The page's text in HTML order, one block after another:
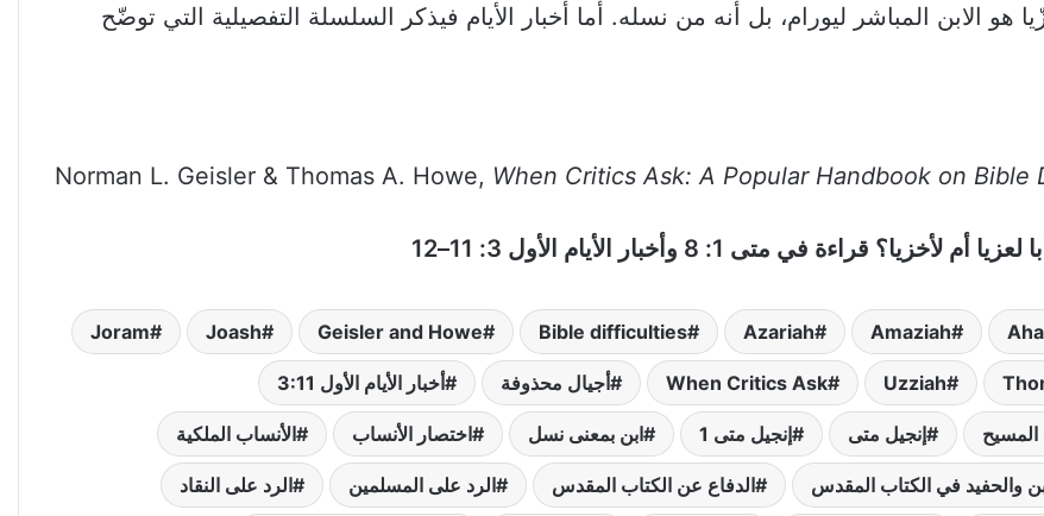
الابن المباشر ليورام، بل أنه من نسله. أما أخبار الأيام فيذكر السلسلة التفصيلية التي توضّح
Norman L. Geisler & Thomas A. Howe, When Critics Ask: A Popular Handbook on Bible
قراءة في متى 1: 8 وأخبار الأيام الأول 3: 11–12
Amaziah
Azariah
Bible difficulties
Geisler and Howe
Joash
Joram
Uzziah
When Critics Ask أجيال محذوفة أخبار الأيام الأول 3:11
إنجيل متى إنجيل متى 1 ابن بمعنى نسل اختصار الأنساب الأنساب الملكية
والحفيد في الكتاب المقدس الدفاع عن الكتاب المقدس الرد على المسلمين الرد على النقاد